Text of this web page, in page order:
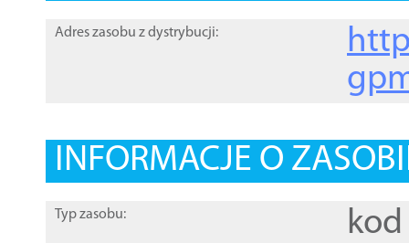
Adres zasobu z dystrybucji:
INFORMACJE O
Typ zasobu: kod